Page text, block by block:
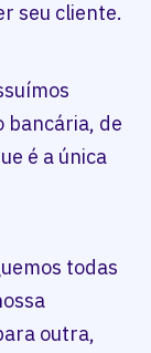
seu cliente.
bancária, de
é a única
todas
outra,